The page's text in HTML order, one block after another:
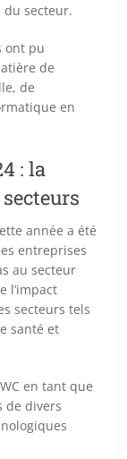
du secteur.
ont pu
de
de
en
: la
année a été
entreprises
au secteur
l’impact
secteurs tels
santé et
en tant que
de divers